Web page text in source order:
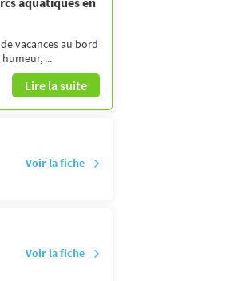
vacances au bord
...
Lire la suite
Voir la fiche
Voir la fiche